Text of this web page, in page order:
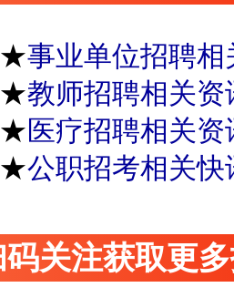
事业单位招聘相
教师招聘相关资
医疗招聘相关资
公职招考相关快
码关注获取更